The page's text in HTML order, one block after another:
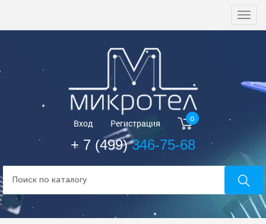
Вход Регистрация 0
+ 7 (499)346-75-68